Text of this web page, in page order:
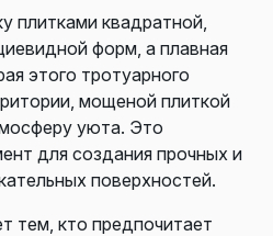
плитками квадратной,
форм, а плавная
этого тротуарного
мощеной плиткой
уюта. Это
для создания прочных и
поверхностей.
тем, кто предпочитает